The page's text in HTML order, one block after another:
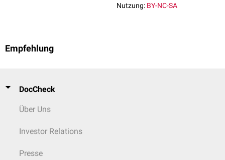
Nutzung: BY-NC-SA
Empfehlung
DocCheck
Über Uns
Investor Relations
Presse